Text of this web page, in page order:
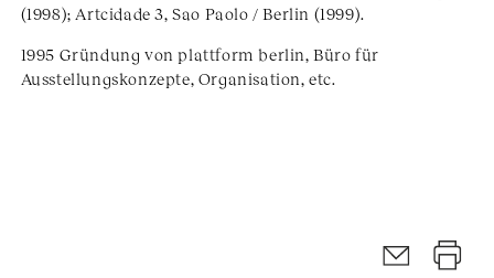
(1998); Artcidade 3, Sao Paolo / Berlin (1999).
1995 Gründung von plattform berlin, Büro für
Ausstellungskonzepte, Organisation, etc.